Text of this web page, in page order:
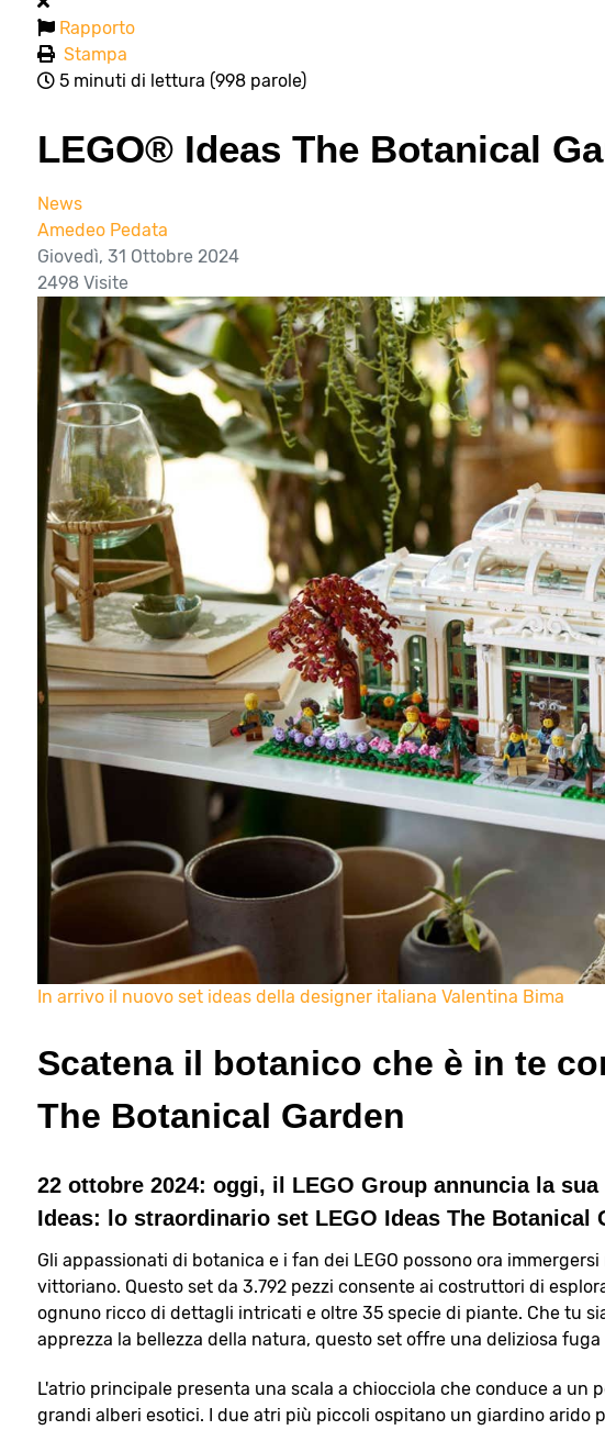
Rapporto
Stampa
5 minuti di lettura (998 parole)
LEGO® Ideas The Botanical
News
Amedeo Pedata
Giovedì, 31 Ottobre 2024
2498 Visite
In arrivo il nuovo set ideas della designer italiana Valentina Bima
Scatena il botanico che è in te
The Botanical Garden
22 ottobre 2024: oggi, il LEGO Group annuncia la
Ideas: lo straordinario set LEGO Ideas The Botanical
Gli appassionati di botanica e i fan dei LEGO possono ora
vittoriano. Questo set da 3.792 pezzi consente ai costruttori di
ognuno ricco di dettagli intricati e oltre 35 specie di piante. Che tu
apprezza la bellezza della natura, questo set offre una deliziosa
L'atrio principale presenta una scala a chiocciola che conduce a un
grandi alberi esotici. I due atri più piccoli ospitano un giardino